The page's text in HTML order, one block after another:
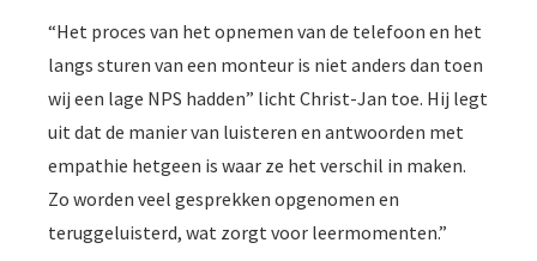
“Het proces van het opnemen van de telefoon en het
langs sturen van een monteur is niet anders dan toen
wij een lage NPS hadden” licht Christ-Jan toe. Hij legt
uit dat de manier van luisteren en antwoorden met
empathie hetgeen is waar ze het verschil in maken.
Zo worden veel gesprekken opgenomen en
teruggeluisterd, wat zorgt voor leermomenten.”